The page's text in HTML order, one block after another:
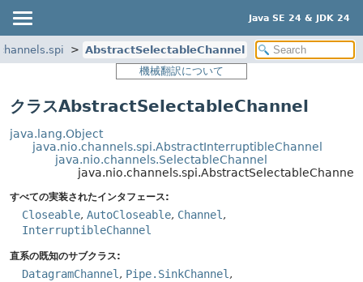
Java SE 24 & JDK 24
AbstractSelectableChannel
機械翻訳について
クラスAbstractSelectableChannel
java.lang.Object
java.nio.channels.spi.AbstractInterruptibleChannel
java.nio.channels.SelectableChannel
java.nio.channels.spi.AbstractSelectableChannel
すべての実装されたインタフェース:
Closeable, AutoCloseable, Channel ,
InterruptibleChannel
直系の既知のサブクラス:
DatagramChannel , Pipe.SinkChannel ,